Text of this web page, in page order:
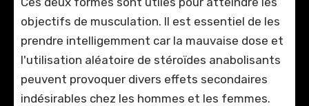
objectifs de musculation. Il est essentiel de les
prendre intelligemment car la mauvaise dose et
l'utilisation aléatoire de stéroïdes anabolisants
peuvent provoquer divers effets secondaires
indésirables chez les hommes et les femmes.